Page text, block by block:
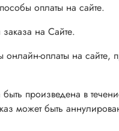
оплаты на сайте.
на Сайте.
оплаты на сайте,
произведена в
может быть